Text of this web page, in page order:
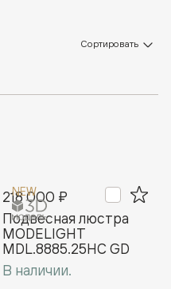
Сортировать
NEW
218 000 ₽
Подвесная люстра
MODELIGHT
MDL.8885.25HC GD
В наличии.